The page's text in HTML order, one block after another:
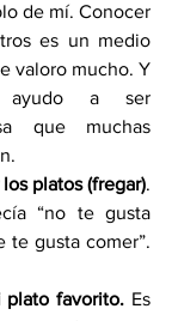
de mí. Conocer
es un medio
valoro mucho. Y
a ser
que muchas
platos (fregar).
“no te gusta
te gusta comer”.
plato favorito. Es